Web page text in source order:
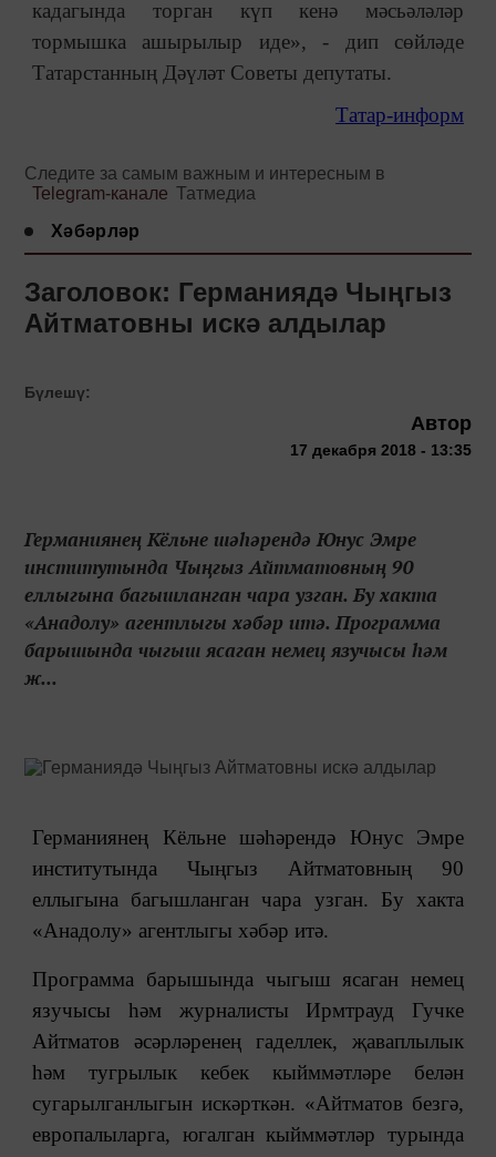
кадагында торган күп кенә мәсьәләләр
тормышка ашырылыр иде», - дип сөйләде
Татарстанның Дәүләт Советы депутаты.
Татар-информ
Следите за самым важным и интересным в
Telegram-канале Татмедиа
Хәбәрләр
Заголовок: Германиядә Чыңгыз
Айтматовны искә алдылар
Бүлешү:
Автор
17 декабря 2018 - 13:35
Германиянең Кёльне шәһәрендә Юнус Эмре
институтында Чыңгыз Айтматовның 90
еллыгына багышланган чара узган. Бу хакта
«Анадолу» агентлыгы хәбәр итә. Программа
барышында чыгыш ясаган немец язучысы һәм
ж...
Германиянең Кёльне шәһәрендә Юнус Эмре
институтында Чыңгыз Айтматовның 90
еллыгына багышланган чара узган. Бу хакта
«Анадолу» агентлыгы хәбәр итә.
Программа барышында чыгыш ясаган немец
язучысы һәм журналисты Ирмтрауд Гучке
Айтматов әсәрләренең гаделлек, җаваплылык
һәм тугрылык кебек кыйммәтләре белән
сугарылганлыгын искәрткән. «Айтматов безгә,
европалыларга, югалган кыйммәтләр турында